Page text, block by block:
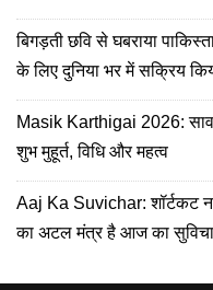
बिगड़ती छवि से घबराया
के लिए दुनिया भर में सक्रिय
Masik Karthigai 2026:
शुभ मुहूर्त, विधि और महत्व
Aaj Ka Suvichar: शॉर्टकट
का अटल मंत्र है आज का